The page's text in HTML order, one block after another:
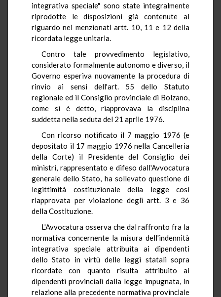
integrativa speciale" sono state integralmente
riprodotte le disposizioni già contenute al
riguardo nei menzionati artt. 10, 11 e 12 della
ricordata legge unitaria.
Contro tale provvedimento legislativo,
considerato formalmente autonomo e diverso, il
Governo esperiva nuovamente la procedura di
rinvio ai sensi dell'art. 55 dello Statuto
regionale ed il Consiglio provinciale di Bolzano,
come si é detto, riapprovava la disciplina
suddetta nella seduta del 21 aprile 1976.
Con ricorso notificato il 7 maggio 1976 (e
depositato il 17 maggio 1976 nella Cancelleria
della Corte) il Presidente del Consiglio dei
ministri, rappresentato e difeso dall'Avvocatura
generale dello Stato, ha sollevato questione di
legittimità costituzionale della legge così
riapprovata per violazione degli artt. 3 e 36
della Costituzione.
L'Avvocatura osserva che dal raffronto fra la
normativa concernente la misura dell'indennità
integrativa speciale attribuita ai dipendenti
dello Stato in virtù delle leggi statali sopra
ricordate con quanto risulta attribuito ai
dipendenti provinciali dalla legge impugnata, in
relazione alla precedente normativa provinciale